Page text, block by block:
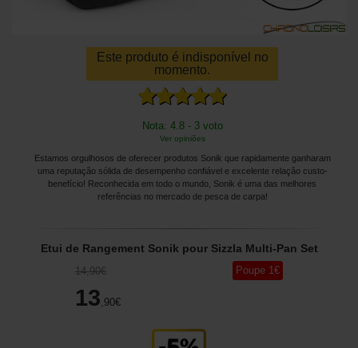
Este produto é indisponível no
momento.
Nota: 4.8 - 3 voto
Ver opiniões
Estamos orgulhosos de oferecer produtos Sonik que rapidamente ganharam
uma reputação sólida de desempenho confiável e excelente relação custo-
benefício! Reconhecida em todo o mundo, Sonik é uma das melhores
referências no mercado de pesca de carpa!
Etui de Rangement Sonik pour Sizzla Multi-Pan Set
14,90€
13,90€
Poupe 1€